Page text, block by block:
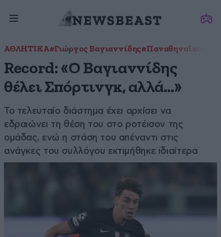
ΑΘΛΗΤΙΚΑ#Γιώργος Βαγιαννίδης#Παναθηναϊκός
Record: «Ο Βαγιαννίδης
θέλει Σπόρτινγκ, αλλά…»
Το τελευταίο διάστημα έχει αρχίσει να
εδραιώνει τη θέση του στο ροτέισον της
ομάδας, ενώ η στάση του απέναντι στις
ανάγκες του συλλόγου εκτιμήθηκε ιδιαίτερα